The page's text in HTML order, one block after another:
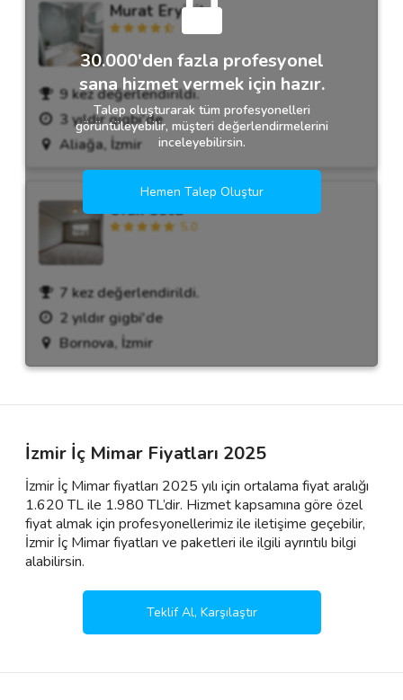
Murat Eryiğit
4.6
9 kez değerlendirildi.
3 yıldır gigbi'de
Aliağa, İzmir
Ufuk Usta
5.0
7 kez değerlendirildi.
2 yıldır gigbi'de
Bornova, İzmir
30.000'den fazla profesyonel
sana hizmet vermek için hazır.
Talep oluşturarak tüm profesyonelleri
görüntüleyebilir, müşteri değerlendirmelerini
inceleyebilirsin.
Hemen Talep Oluştur
İzmir İç Mimar Fiyatları 2025
İzmir İç Mimar fiyatları 2025 yılı için ortalama fiyat aralığı
1.620 TL ile 1.980 TL’dir. Hizmet kapsamına göre özel
fiyat almak için profesyonellerimiz ile iletişime geçebilir,
İzmir İç Mimar fiyatları ve paketleri ile ilgili ayrıntılı bilgi
alabilirsin.
Teklif Al, Karşılaştır